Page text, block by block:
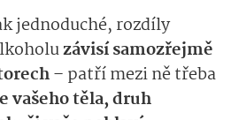
jednoduché, rozdíly
závisí samozřejmě
– patří mezi ně třeba
vašeho těla, druh